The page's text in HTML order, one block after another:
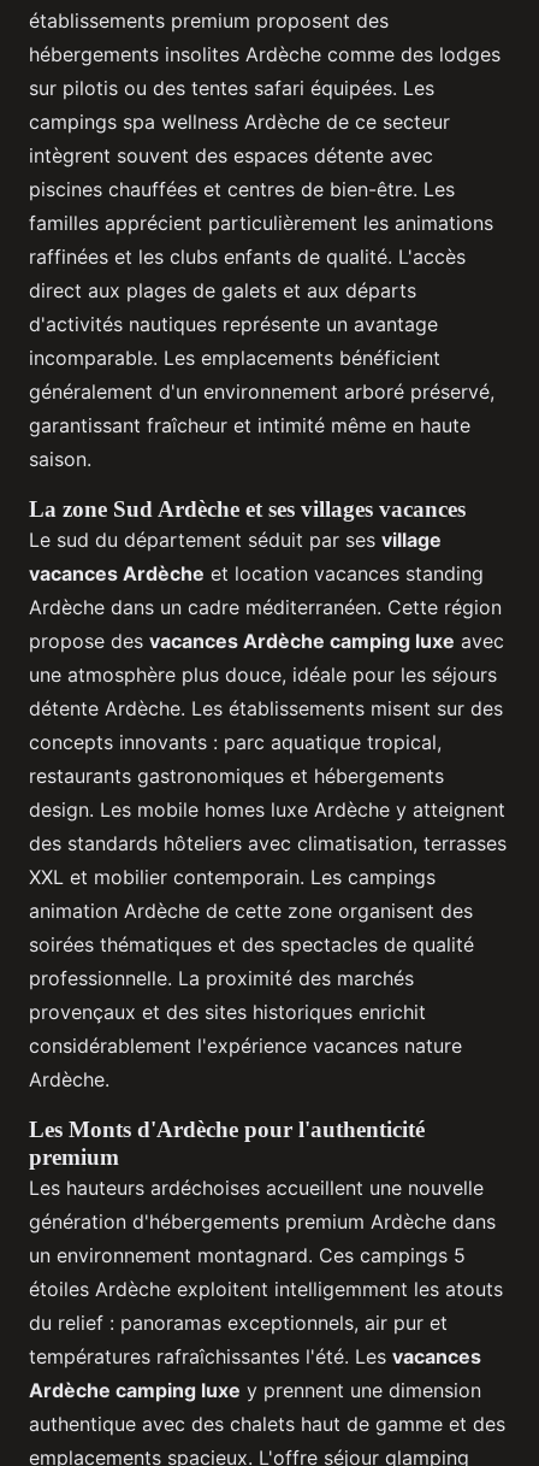
établissements premium proposent des
hébergements insolites Ardèche comme des lodges
sur pilotis ou des tentes safari équipées. Les
campings spa wellness Ardèche de ce secteur
intègrent souvent des espaces détente avec
piscines chauffées et centres de bien-être. Les
familles apprécient particulièrement les animations
raffinées et les clubs enfants de qualité. L'accès
direct aux plages de galets et aux départs
d'activités nautiques représente un avantage
incomparable. Les emplacements bénéficient
généralement d'un environnement arboré préservé,
garantissant fraîcheur et intimité même en haute
saison.
La zone Sud Ardèche et ses villages vacances
Le sud du département séduit par ses village
vacances Ardèche et location vacances standing
Ardèche dans un cadre méditerranéen. Cette région
propose des vacances Ardèche camping luxe avec
une atmosphère plus douce, idéale pour les séjours
détente Ardèche. Les établissements misent sur des
concepts innovants : parc aquatique tropical,
restaurants gastronomiques et hébergements
design. Les mobile homes luxe Ardèche y atteignent
des standards hôteliers avec climatisation, terrasses
XXL et mobilier contemporain. Les campings
animation Ardèche de cette zone organisent des
soirées thématiques et des spectacles de qualité
professionnelle. La proximité des marchés
provençaux et des sites historiques enrichit
considérablement l'expérience vacances nature
Ardèche.
Les Monts d'Ardèche pour l'authenticité
premium
Les hauteurs ardéchoises accueillent une nouvelle
génération d'hébergements premium Ardèche dans
un environnement montagnard. Ces campings 5
étoiles Ardèche exploitent intelligemment les atouts
du relief : panoramas exceptionnels, air pur et
températures rafraîchissantes l'été. Les vacances
Ardèche camping luxe y prennent une dimension
authentique avec des chalets haut de gamme et des
emplacements spacieux. L'offre séjour glamping